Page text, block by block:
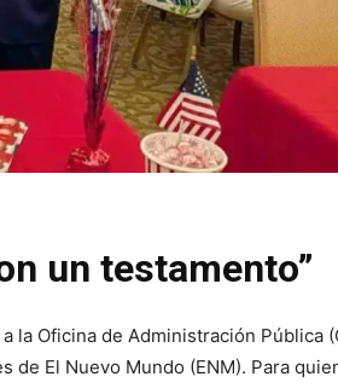
un testamento”
la Oficina de Administración Pública
de El Nuevo Mundo (ENM). Para